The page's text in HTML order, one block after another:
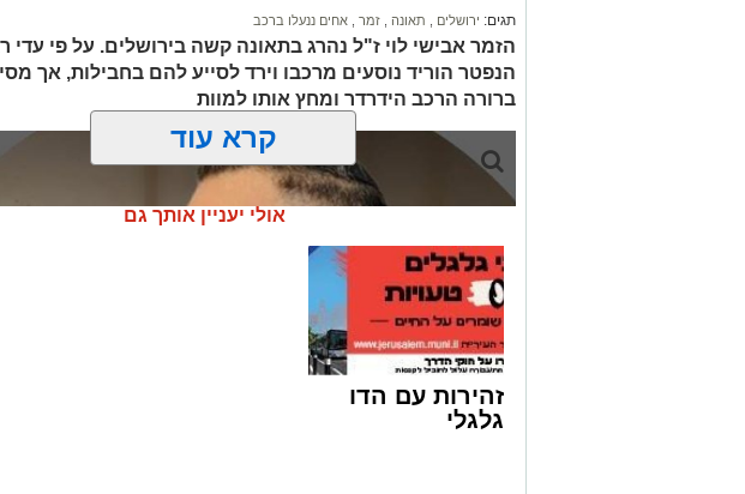
תגים: ירושלים תאונה זמר אחים ננעלו ברכב
הזמר אבישי לוי ז"ל נהרג בתאונה קשה בירושלים. על פי עדי
הנפטר הוריד נוסעים מרכבו וירד לסייע להם בחבילות, אך
ברורה הרכב הידרדר ומחץ אותו למוות
קרא עוד
אולי יעניין אותך גם
זהירות עם הדו
גלגלי